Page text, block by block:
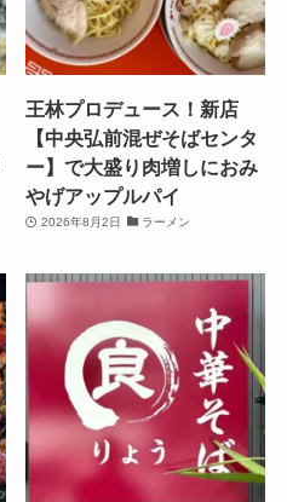
王林プロデュース！新店
【中央弘前混ぜそばセンタ
ー】で大盛り肉増しにおみ
やげアップルパイ
2026年8月2日 ラーメン